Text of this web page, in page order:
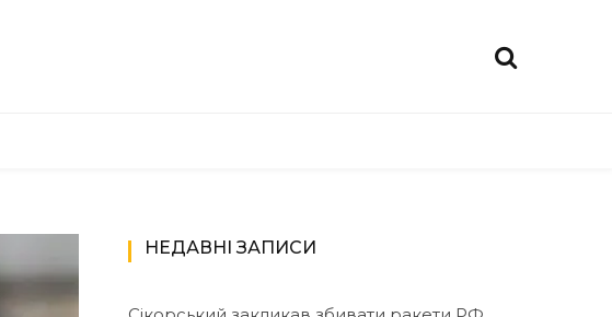
НЕДАВНІ ЗАПИСИ